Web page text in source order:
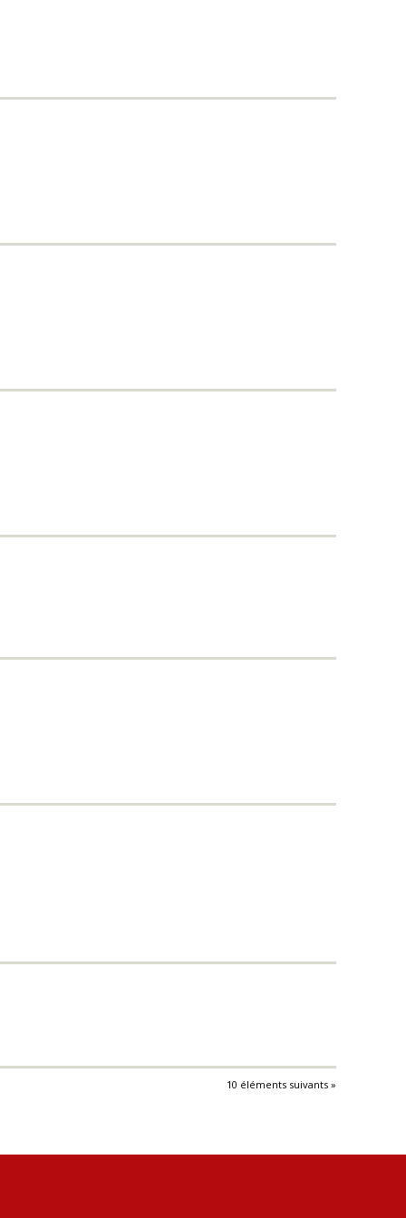
10 éléments suivants »